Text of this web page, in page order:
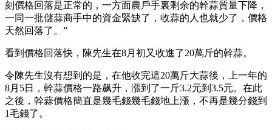
刻價格回落是正常的，一方面農戶手裏剩余的幹蒜質量下降，
一同一批儲蒜商手中的資金緊缺了，收蒜的人也就少了，價格
天然回落了。”
看到價格回落快，陳先生在8月初又收進了20萬斤的幹蒜。
令陳先生沒有想到的是，在他收完這20萬斤大蒜後，上一年的
8月5日，幹蒜價格一路飙升，漲到了一斤3.2元到3.5元。在此
之後，幹蒜價格簡直是幾毛錢幾毛錢地上漲，不再是幾分錢到
1毛錢了。